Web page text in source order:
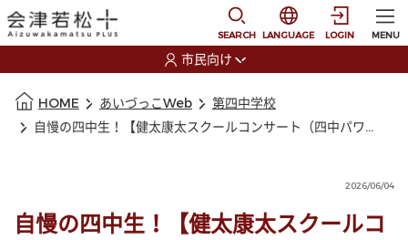
SEARCH
選択すると言語の切
LANGUAGE LOGIN MENU
市民向け
HOME あいづっこWeb
第四中学校
自慢の四中生！【健太康太スクールコンサート（四中パワー全開）】
2026/06/04
自慢の四中生！【健太康太スクールコ